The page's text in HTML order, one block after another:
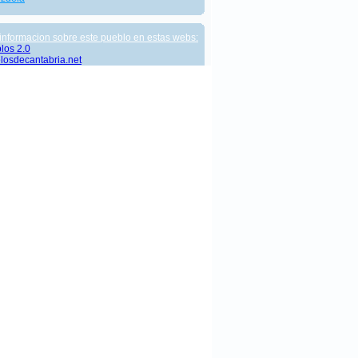
sobre este pueblo en estas webs:
2.0